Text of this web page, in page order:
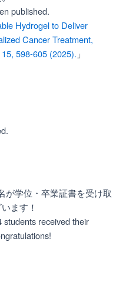
published.
Hydrogel to Deliver
Cancer Treatment,
598-605 (2025). 」
が学位・卒業証書を受け取
ます！
students received their